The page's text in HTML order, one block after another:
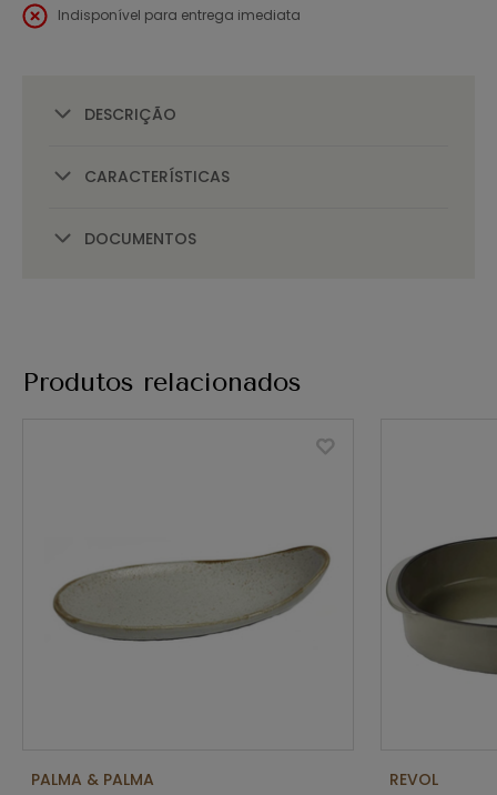
Indisponível para entrega imediata
DESCRIÇÃO
CARACTERÍSTICAS
DOCUMENTOS
Produtos relacionados
PALMA & PALMA REVOL